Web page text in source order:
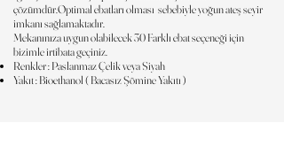
çözümdür.Optimal ebatları olması sebebiyle yoğun ateş seyir
imkanı sağlamaktadır.
Mekanınıza uygun olabilecek 30 Farklı ebat seçeneği için
bizimle irtibata geçiniz.
Renkler : Paslanmaz Çelik veya Siyah
Yakıt : Bioethanol ( Bacasız Şömine Yakıtı )